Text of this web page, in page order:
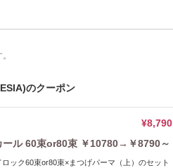
のクーポン
¥8,790
ール 60束or80束 ￥10780→￥8790～
ック60束or80束×まつげパーマ（上）のセット